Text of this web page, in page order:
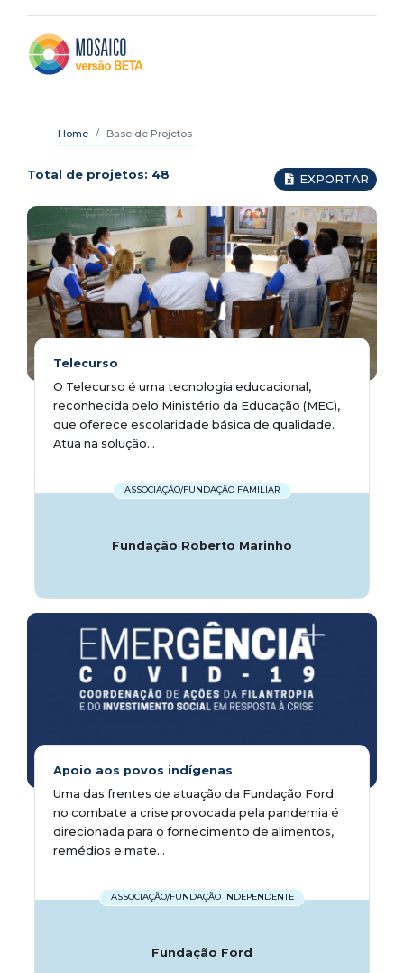
Home Base de Projetos
Total de projetos: 48 EXPORTAR
Telecurso
O Telecurso é uma tecnologia educacional,
reconhecida pelo Ministério da Educação (MEC),
que oferece escolaridade básica de qualidade.
Atua na solução...
ASSOCIAÇÃO/FUNDAÇÃO FAMILIAR
Fundação Roberto Marinho
Apoio aos povos indígenas
Uma das frentes de atuação da Fundação Ford
no combate a crise provocada pela pandemia é
direcionada para o fornecimento de alimentos,
remédios e mate...
ASSOCIAÇÃO/FUNDAÇÃO INDEPENDENTE
Fundação Ford